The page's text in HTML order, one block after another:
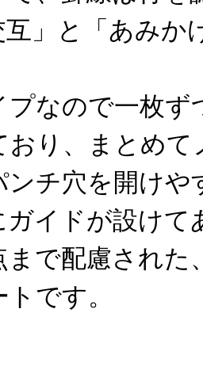
互」と「あみ
プなので一枚ず
おり、まとめ
ンチ穴を開けや
ガイドが設けて
まで配慮された
です。